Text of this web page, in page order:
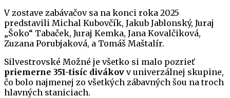
V zostave zabávačov sa na konci roka 2025
predstavili Michal Kubovčík, Jakub Jablonský, Juraj
„Šoko“ Tabaček, Juraj Kemka, Jana Kovalčiková,
Zuzana Porubjaková, a Tomáš Maštalír.
Silvestrovské Možné je všetko si malo pozrieť
priemerne 351-tisíc divákov v univerzálnej skupine,
čo bolo najmenej zo všetkých zábavných šou na troch
hlavných staniciach.